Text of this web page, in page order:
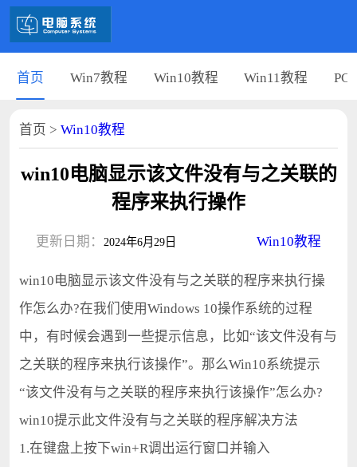
首页 Win7教程 Win10教程 Win11教程 PC
首页 > Win10教程
win10电脑显示该文件没有与之关联的
程序来执行操作
更新日期： 2024年6月29日 Win10教程
win10电脑显示该文件没有与之关联的程序来执行操
作怎么办?在我们使用Windows 10操作系统的过程
中，有时候会遇到一些提示信息，比如“该文件没有与
之关联的程序来执行该操作”。那么Win10系统提示
“该文件没有与之关联的程序来执行该操作”怎么办?
win10提示此文件没有与之关联的程序解决方法
1.在键盘上按下win+R调出运行窗口并输入